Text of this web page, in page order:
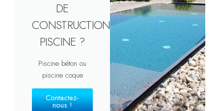
DE
CONSTRUCTION
PISCINE ?
Piscine béton ou
piscine coque
Contactez-
nous !